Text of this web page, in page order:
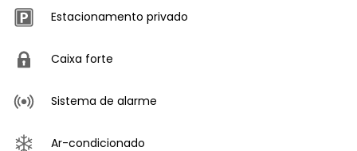
Estacionamento privado
Caixa forte
Sistema de alarme
Ar-condicionado